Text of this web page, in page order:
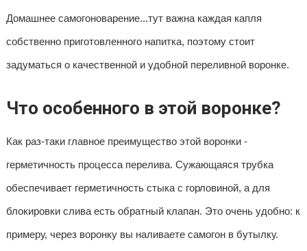
Домашнее самогоноварение...тут важна каждая капля
собственно приготовленного напитка, поэтому стоит
задуматься о качественной и удобной переливной воронке.
Что особенного в этой воронке?
Как раз-таки главное преимущество этой воронки -
герметичность процесса перелива. Сужающаяся трубка
обеспечивает герметичность стыка с горловиной, а для
блокировки слива есть обратный клапан. Это очень удобно: к
примеру, через воронку вы наливаете самогон в бутылку.